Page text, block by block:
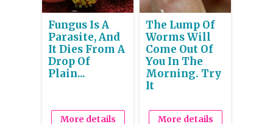
Fungus Is A
Parasite, And
It Dies From A
Drop Of
Plain...
More details
The Lump Of
Worms Will
Come Out Of
You In The
Morning. Try
It
More details